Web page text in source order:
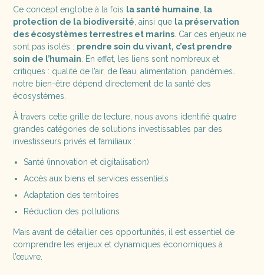
Ce concept englobe à la fois la santé humaine la
protection de la biodiversité , ainsi que la préservation
des écosystèmes terrestres et marins . Car ces enjeux ne
sont pas isolés : prendre soin du vivant, c’est prendre
soin de l’humain . En effet, les liens sont nombreux et
critiques : qualité de l’air, de l’eau, alimentation, pandémies…
notre bien-être dépend directement de la santé des
écosystèmes.
À travers cette grille de lecture, nous avons identifié quatre
grandes catégories de solutions investissables par des
investisseurs privés et familiaux :
Santé (innovation et digitalisation)
Accès aux biens et services essentiels
Adaptation des territoires
Réduction des pollutions
Mais avant de détailler ces opportunités, il est essentiel de
comprendre les enjeux et dynamiques économiques à
l’œuvre.